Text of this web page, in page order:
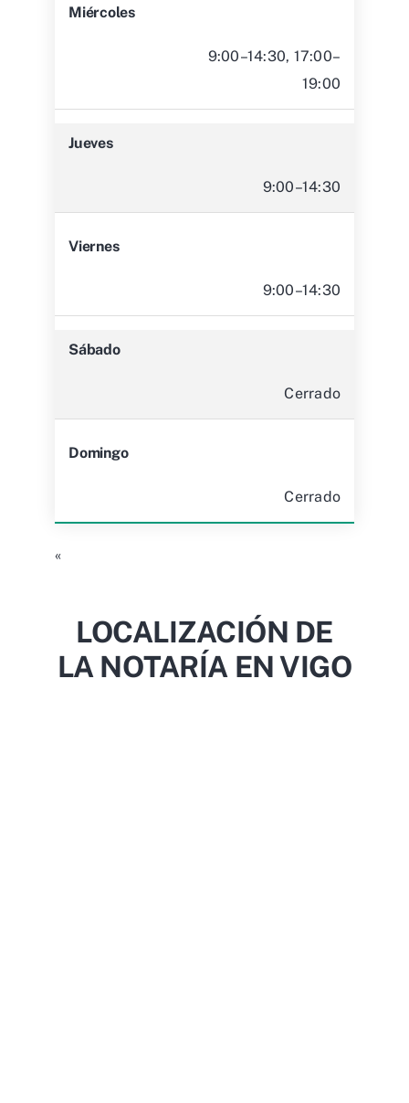
Miércoles
9:00–14:30, 17:00–
19:00
Jueves
9:00–14:30
Viernes
9:00–14:30
Sábado
Cerrado
Domingo
Cerrado
«
LOCALIZACIÓN DE
LA NOTARÍA EN VIGO